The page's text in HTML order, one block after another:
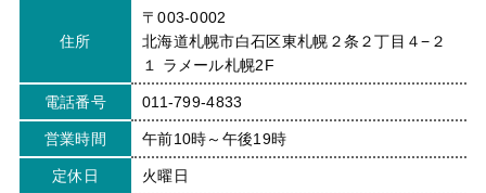
住所
〒003-0002
北海道札幌市白石区東札幌２条２丁目４−２
１ ラメール札幌2F
電話番号 011-799-4833
営業時間 午前10時～午後19時
定休日 火曜日